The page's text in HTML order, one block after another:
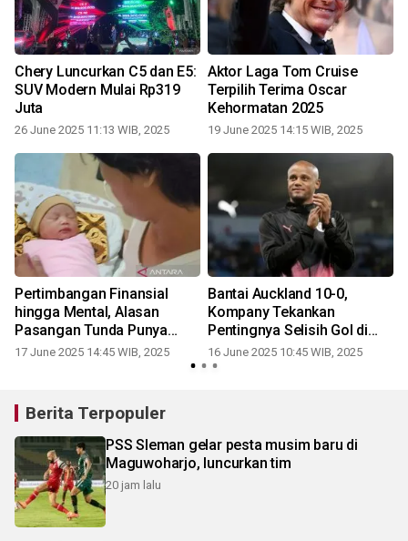
Chery Luncurkan C5 dan E5:
SUV Modern Mulai Rp319
Juta
26 June 2025 11:13 WIB, 2025
Aktor Laga Tom Cruise
Terpilih Terima Oscar
Kehormatan 2025
19 June 2025 14:15 WIB, 2025
Pertimbangan Finansial
hingga Mental, Alasan
Pasangan Tunda Punya
Anak
17 June 2025 14:45 WIB, 2025
Bantai Auckland 10-0,
Kompany Tekankan
Pentingnya Selisih Gol di
Grup Berat
16 June 2025 10:45 WIB, 2025
Berita Terpopuler
PSS Sleman gelar pesta musim baru di
Maguwoharjo, luncurkan tim
20 jam lalu